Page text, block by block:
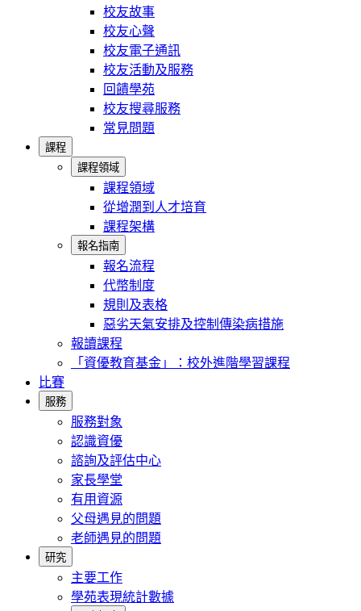
校友故事
校友心聲
校友電子通訊
校友活動及服務
回饋學苑
校友搜尋服務
常見問題
課程
課程領域
課程領域
從增潤到人才培育
課程架構
報名指南
報名流程
代幣制度
規則及表格
惡劣天氣安排及控制傳染病措施
報讀課程
「資優教育基金」：校外進階學習課程
比賽
服務
服務對象
認識資優
諮詢及評估中心
家長學堂
有用資源
父母遇見的問題
老師遇見的問題
研究
主要工作
學苑表現統計數據